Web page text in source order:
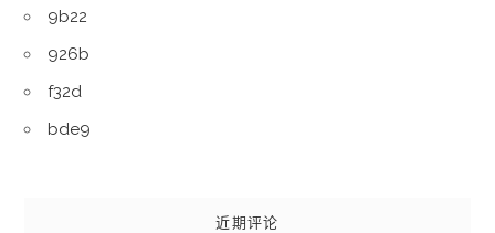
9b22
926b
f32d
bde9
近期评论